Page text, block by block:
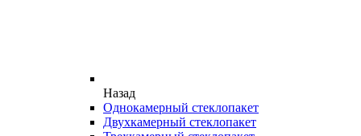
Назад
Однокамерный стеклопакет
Двухкамерный стеклопакет